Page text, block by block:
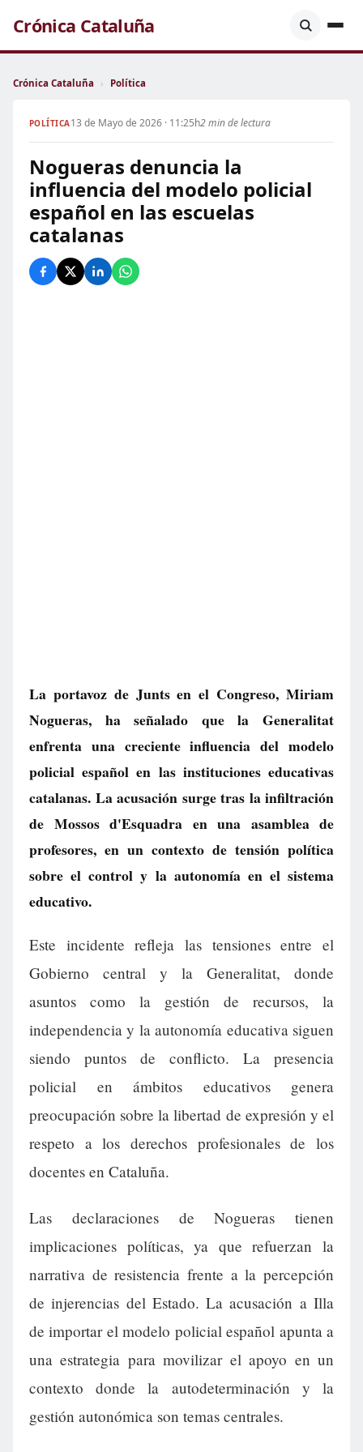
Crónica Cataluña
Crónica Cataluña › Política
POLÍTICA13 de Mayo de 2026 · 11:25h2 min de lectura
Nogueras denuncia la
influencia del modelo policial
español en las escuelas
catalanas
La portavoz de Junts en el Congreso, Miriam
Nogueras, ha señalado que la Generalitat
enfrenta una creciente influencia del modelo
policial español en las instituciones educativas
catalanas. La acusación surge tras la infiltración
de Mossos d'Esquadra en una asamblea de
profesores, en un contexto de tensión política
sobre el control y la autonomía en el sistema
educativo.
Este incidente refleja las tensiones entre el
Gobierno central y la Generalitat, donde
asuntos como la gestión de recursos, la
independencia y la autonomía educativa siguen
siendo puntos de conflicto. La presencia
policial en ámbitos educativos genera
preocupación sobre la libertad de expresión y el
respeto a los derechos profesionales de los
docentes en Cataluña.
Las declaraciones de Nogueras tienen
implicaciones políticas, ya que refuerzan la
narrativa de resistencia frente a la percepción
de injerencias del Estado. La acusación a Illa
de importar el modelo policial español apunta a
una estrategia para movilizar el apoyo en un
contexto donde la autodeterminación y la
gestión autonómica son temas centrales.